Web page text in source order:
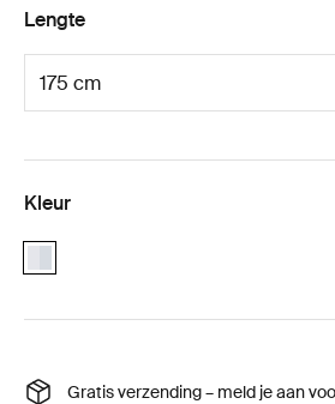
Lengte
Kleur
Gratis verzending – meld je aan